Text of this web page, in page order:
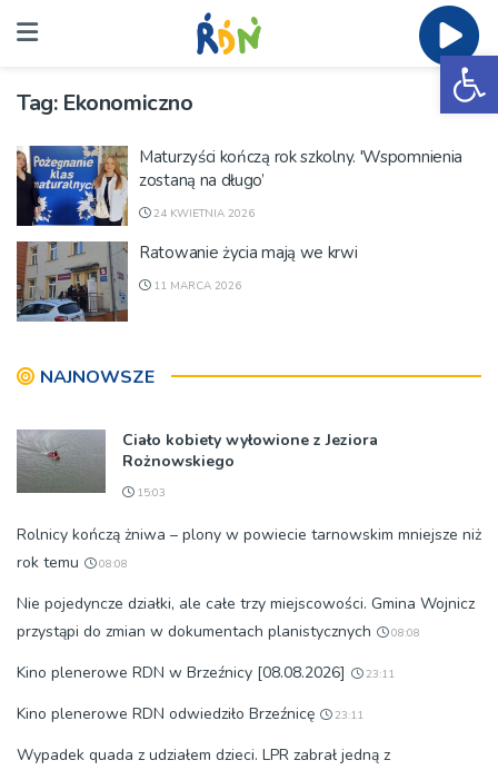
Tag: Ekonomiczno
Maturzyści kończą rok szkolny. 'Wspomnienia
zostaną na długo’
24 KWIETNIA 2026
Ratowanie życia mają we krwi
11 MARCA 2026
NAJNOWSZE
Ciało kobiety wyłowione z Jeziora
Rożnowskiego
15:03
Rolnicy kończą żniwa – plony w powiecie tarnowskim mniejsze niż
rok temu
08:08
Nie pojedyncze działki, ale całe trzy miejscowości. Gmina Wojnicz
przystąpi do zmian w dokumentach planistycznych
08:08
Kino plenerowe RDN w Brzeźnicy [08.08.2026] 23:11
Kino plenerowe RDN odwiedziło Brzeźnicę 23:11
Wypadek quada z udziałem dzieci. LPR zabrał jedną z